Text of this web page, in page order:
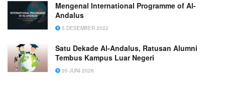
Mengenal International Programme of Al-
Andalus
5 DESEMBER 2022
Satu Dekade Al-Andalus, Ratusan Alumni
Tembus Kampus Luar Negeri
20 JUNI 2026